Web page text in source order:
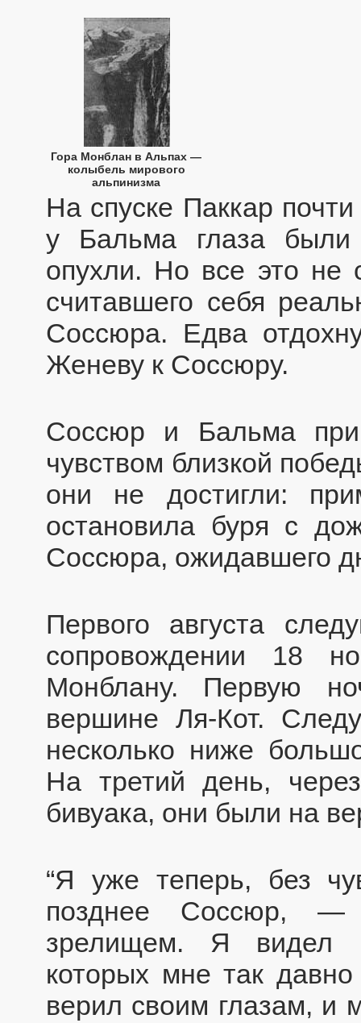
Гора Монблан в Альпах —
колыбель мирового
альпинизма
На спуске Паккар
у Бальма глаза
опухли. Но все это
считавшего себя
Соссюра. Едва
Женеву к Соссюру.
Соссюр и Бальма
чувством близкой
они не достигли:
остановила буря с
Соссюра, ожидавшего
Первого августа
сопровождении 18
Монблану. Первую
вершине Ля-Кот.
несколько ниже
На третий день,
бивуака, они были на
“Я уже теперь, без
позднее Соссюр, —
зрелищем. Я видел
которых мне так
верил своим глазам, и